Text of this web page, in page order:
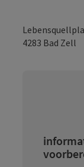
4283 Bad Zell